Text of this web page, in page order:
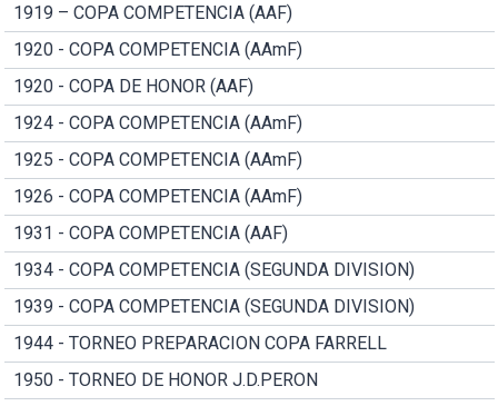
1919 – COPA COMPETENCIA (AAF)
1920 - COPA COMPETENCIA (AAmF)
1920 - COPA DE HONOR (AAF)
1924 - COPA COMPETENCIA (AAmF)
1925 - COPA COMPETENCIA (AAmF)
1926 - COPA COMPETENCIA (AAmF)
1931 - COPA COMPETENCIA (AAF)
1934 - COPA COMPETENCIA (SEGUNDA DIVISION)
1939 - COPA COMPETENCIA (SEGUNDA DIVISION)
1944 - TORNEO PREPARACION COPA FARRELL
1950 - TORNEO DE HONOR J.D.PERON